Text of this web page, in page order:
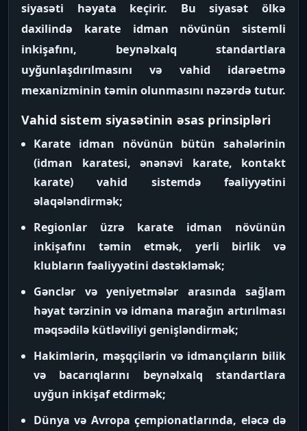
siyasəti həyata keçirir. Bu siyasət ölkə
daxilində karate idman növünün sistemli
inkişafını, beynəlxalq standartlara
uyğunlaşdırılmasını və vahid idarəetmə
mexanizminin təmin olunmasını nəzərdə tutur.
Vahid sistem siyasətinin əsas prinsipləri
Karate idman növünün bütün sahələrinin
(idman karatesi, ənənəvi karate, kontakt
karate) vahid sistemdə fəaliyyətini
əlaqələndirmək;
Regionlar üzrə karate idman növünün
inkişafını təmin etmək, yerli birlik və
klubların fəaliyyətini dəstəkləmək;
Gənclər və yeniyetmələr arasında sağlam
həyat tərzinin və idmana marağın artırılması
məqsədilə kütləviliyi genişləndirmək;
Hakimlərin, məşqçilərin və idmançıların bilik
və bacarıqlarını beynəlxalq standartlara
uyğun inkişaf etdirmək;
Dünya və Avropa çempionatlarında, eləcə də